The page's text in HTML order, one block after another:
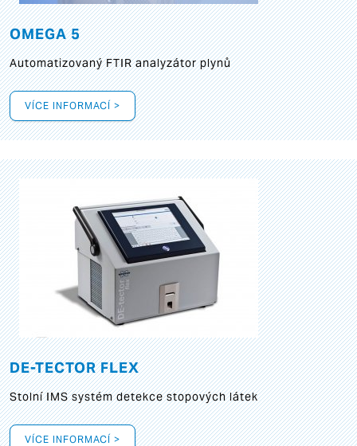
OMEGA 5
Automatizovaný FTIR analyzátor plynů
VÍCE INFORMACÍ >
DE-TECTOR FLEX
Stolní IMS systém detekce stopových látek
VÍCE INFORMACÍ >